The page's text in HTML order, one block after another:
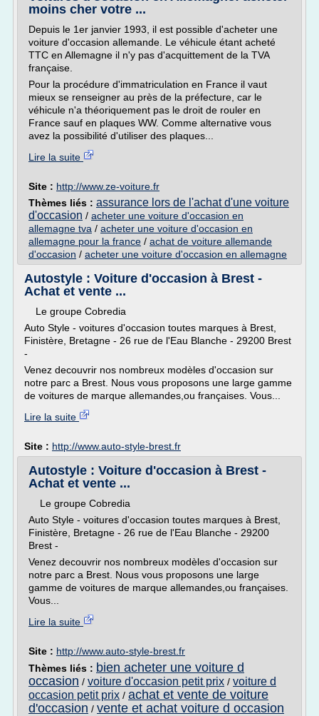
moins cher votre ...
Depuis le 1er janvier 1993, il est possible d'acheter une
voiture d'occasion allemande. Le véhicule étant acheté
TTC en Allemagne il n'y pas d'acquittement de la TVA
française.
Pour la procédure d'immatriculation en France il vaut
mieux se renseigner au près de la préfecture, car le
véhicule n'a théoriquement pas le droit de rouler en
France sauf en plaques WW. Comme alternative vous
avez la possibilité d'utiliser des plaques...
Lire la suite
Site : http://www.ze-voiture.fr
Thèmes liés : assurance lors de l'achat d'une voiture
d'occasion / acheter une voiture d'occasion en
allemagne tva / acheter une voiture d'occasion en
allemagne pour la france / achat de voiture allemande
d'occasion / acheter une voiture d'occasion en allemagne
Autostyle : Voiture d'occasion à Brest -
Achat et vente ...
Le groupe Cobredia
Auto Style - voitures d'occasion toutes marques à Brest,
Finistère, Bretagne - 26 rue de l'Eau Blanche - 29200 Brest
-
Venez decouvrir nos nombreux modèles d'occasion sur
notre parc a Brest. Nous vous proposons une large gamme
de voitures de marque allemandes,ou françaises. Vous...
Lire la suite
Site : http://www.auto-style-brest.fr
Autostyle : Voiture d'occasion à Brest -
Achat et vente ...
Le groupe Cobredia
Auto Style - voitures d'occasion toutes marques à Brest,
Finistère, Bretagne - 26 rue de l'Eau Blanche - 29200
Brest -
Venez decouvrir nos nombreux modèles d'occasion sur
notre parc a Brest. Nous vous proposons une large
gamme de voitures de marque allemandes,ou françaises.
Vous...
Lire la suite
Site : http://www.auto-style-brest.fr
Thèmes liés : bien acheter une voiture d
occasion / voiture d'occasion petit prix / voiture d
occasion petit prix / achat et vente de voiture
d'occasion / vente et achat voiture d occasion